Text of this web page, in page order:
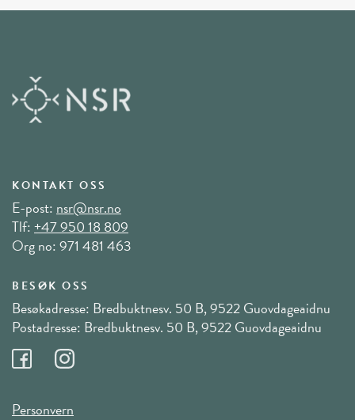
KONTAKT OSS
E-post:nsr@nsr.no
Tlf:+47 950 18 809
Org no: 971 481 463
BESØK OSS
Besøkadresse: Bredbuktnesv. 50 B, 9522 Guovdageaidnu
Postadresse: Bredbuktnesv. 50 B, 9522 Guovdageaidnu
Personvern